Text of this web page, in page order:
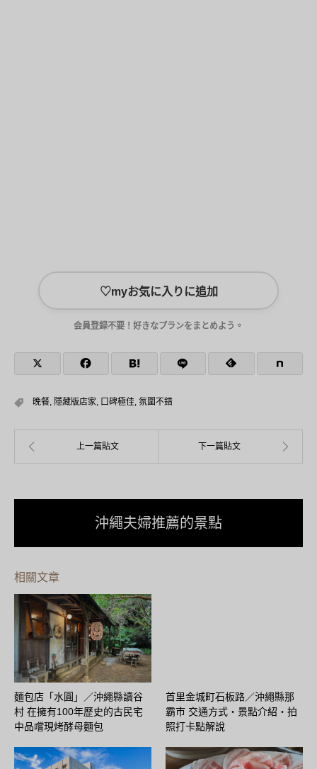
♡myお気に入りに追加
会員登録不要！好きなプランをまとめよう。
晚餐, 隱藏版店家, 口碑極佳, 氛圍不錯
沖繩夫婦推薦的景點
相關文章
麵包店「水圓」／沖繩縣讀谷
村 在擁有100年歷史的古民宅
中品嚐現烤酵母麵包
首里金城町石板路／沖繩縣那
霸市 交通方式・景點介紹・拍
照打卡點解說